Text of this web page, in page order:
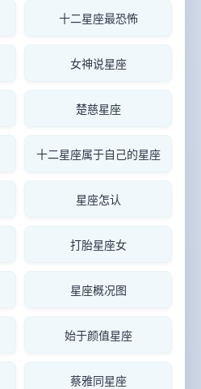
十二星座最恐怖
女神说星座
楚慈星座
十二星座属于自己的星座
星座怎认
打胎星座女
星座概况图
始于颜值星座
蔡雅同星座